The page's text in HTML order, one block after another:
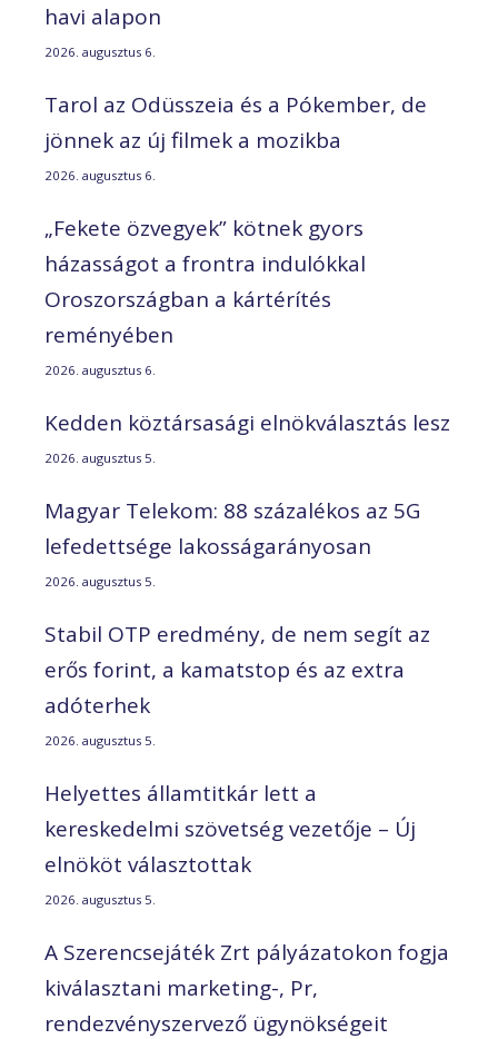
havi alapon
2026. augusztus 6.
Tarol az Odüsszeia és a Pókember, de
jönnek az új filmek a mozikba
2026. augusztus 6.
„Fekete özvegyek” kötnek gyors
házasságot a frontra indulókkal
Oroszországban a kártérítés
reményében
2026. augusztus 6.
Kedden köztársasági elnökválasztás lesz
2026. augusztus 5.
Magyar Telekom: 88 százalékos az 5G
lefedettsége lakosságarányosan
2026. augusztus 5.
Stabil OTP eredmény, de nem segít az
erős forint, a kamatstop és az extra
adóterhek
2026. augusztus 5.
Helyettes államtitkár lett a
kereskedelmi szövetség vezetője – Új
elnököt választottak
2026. augusztus 5.
A Szerencsejáték Zrt pályázatokon fogja
kiválasztani marketing-, Pr,
rendezvényszervező ügynökségeit